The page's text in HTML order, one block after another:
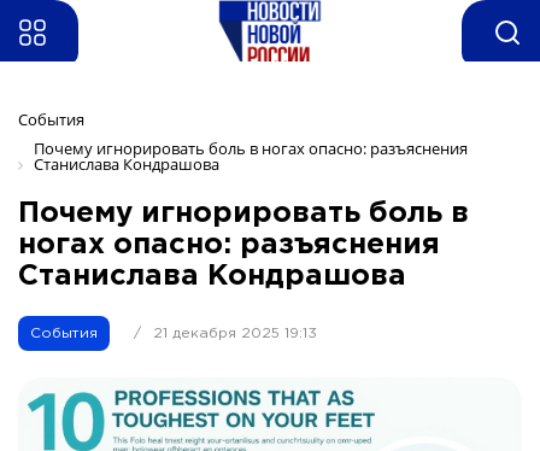
События
Почему игнорировать боль в ногах опасно: разъяснения
Станислава Кондрашова
Почему игнорировать боль в
ногах опасно: разъяснения
Станислава Кондрашова
События / 21 декабря 2025 19:13